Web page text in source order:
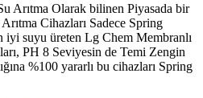
Olarak bilinen Piyasada bir
Cihazları Sadece Spring
iyi suyu üreten Lg Chem Membranlı
PH 8 Seviyesin de Temi Zengin
%100 yararlı bu cihazları Spring